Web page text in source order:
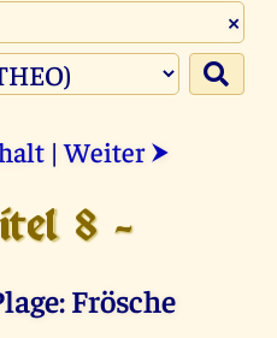
×
|Weiter ⮞
8 -
Frösche